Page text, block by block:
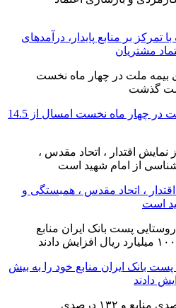
تمرکز بر منابع پایدار، درآمدهای
مشتریان
حق بیمه تولیدی بیمه ملت در چهار ماه نخست امسال از 14.5
، اتحاد مقدس ، همبستگی و
است
پست بانک ایران منابع خود را به بیش